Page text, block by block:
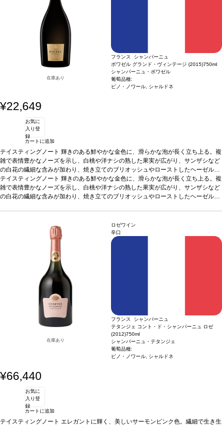
在庫あり
フランス シャンパーニュ
ボワゼル グランド・ヴィンテージ (2015)750ml
シャンパーニュ・ボワゼル
葡萄品種:
ピノ・ノワール, シャルドネ
¥22,649
お気に
入り登
録
カートに追加
テイスティングノート 輝きのある鮮やかな金色に、滑らかな泡が長く立ち上る。複
雑で表情豊かなノーズを示し、白桃や洋ナシの熟した果実が広がり、サンザシなど
の白花の繊細な含みが加わり、焼き立てのブリオッシュやローストしたヘーゼルナ
ッツのほのかな芳香が締めくくる。口に含むと、クリーミーなテクスチャーと活気
のある爽やかさに魅了され、アプリコットやマンゴーなどの果物の風味がハチミツ
やトーストと見事に調和している。微かなミネラルが深味を与え、持続するフィニ
テイスティングノート 輝きのある鮮やかな金色に、滑らかな泡が長く立ち上る。複
雑で表情豊かなノーズを示し、白桃や洋ナシの熟した果実が広がり、サンザシなど
の白花の繊細な含みが加わり、焼き立てのブリオッシュやローストしたヘーゼルナ
やトーストと見事に調和している。微かなミネラルが深味を与え、持続するフィニ
ッシュが心地良いフレッシュさとエレガンスの余韻へと導く。
ワール 55%、シャルドネ 45%
在庫あり
ロゼワイン
辛口
フランス シャンパーニュ
テタンジェ コント・ド・シャンパーニュ ロゼ
(2012)750ml
シャンパーニュ・テタンジェ
葡萄品種:
ピノ・ノワール, シャルドネ
¥66,440
お気に
入り登
録
カートに追加
テイスティングノート エレガントに輝く、美しいサーモンピンク色。繊細で生き生